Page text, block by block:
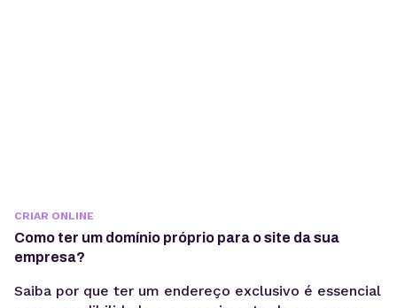
CRIAR ONLINE
Como ter um domínio próprio para o site da sua
empresa?
Saiba por que ter um endereço exclusivo é essencial